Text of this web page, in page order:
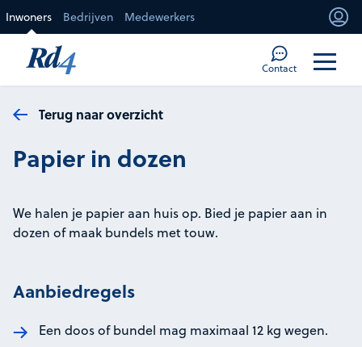
Inwoners Bedrijven Medewerkers
Contact
Terug naar overzicht
Papier in dozen
We halen je papier aan huis op. Bied je papier aan in
dozen of maak bundels met touw.
Aanbiedregels
Een doos of bundel mag maximaal 12 kg wegen.